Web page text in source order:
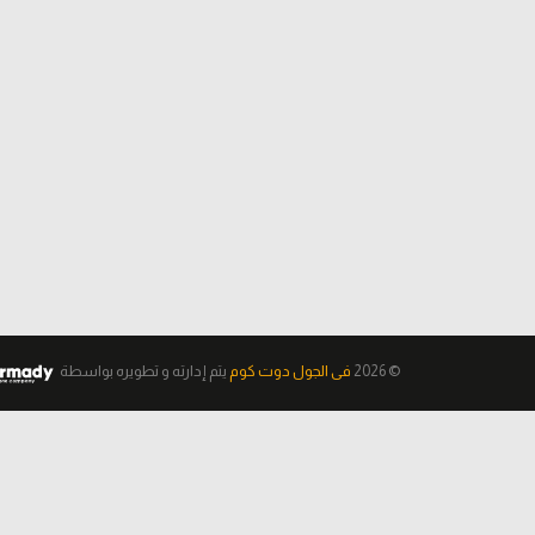
© 2026 فى الجول دوت كوم يتم إدارته و تطويره بواسطة